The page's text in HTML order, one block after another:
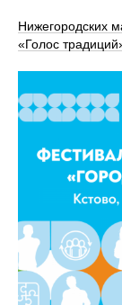
Нижегородских
«Голос